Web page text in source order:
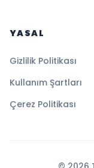
YASAL
Gizlilik Politikası
Kullanım Şartları
Çerez Politikası